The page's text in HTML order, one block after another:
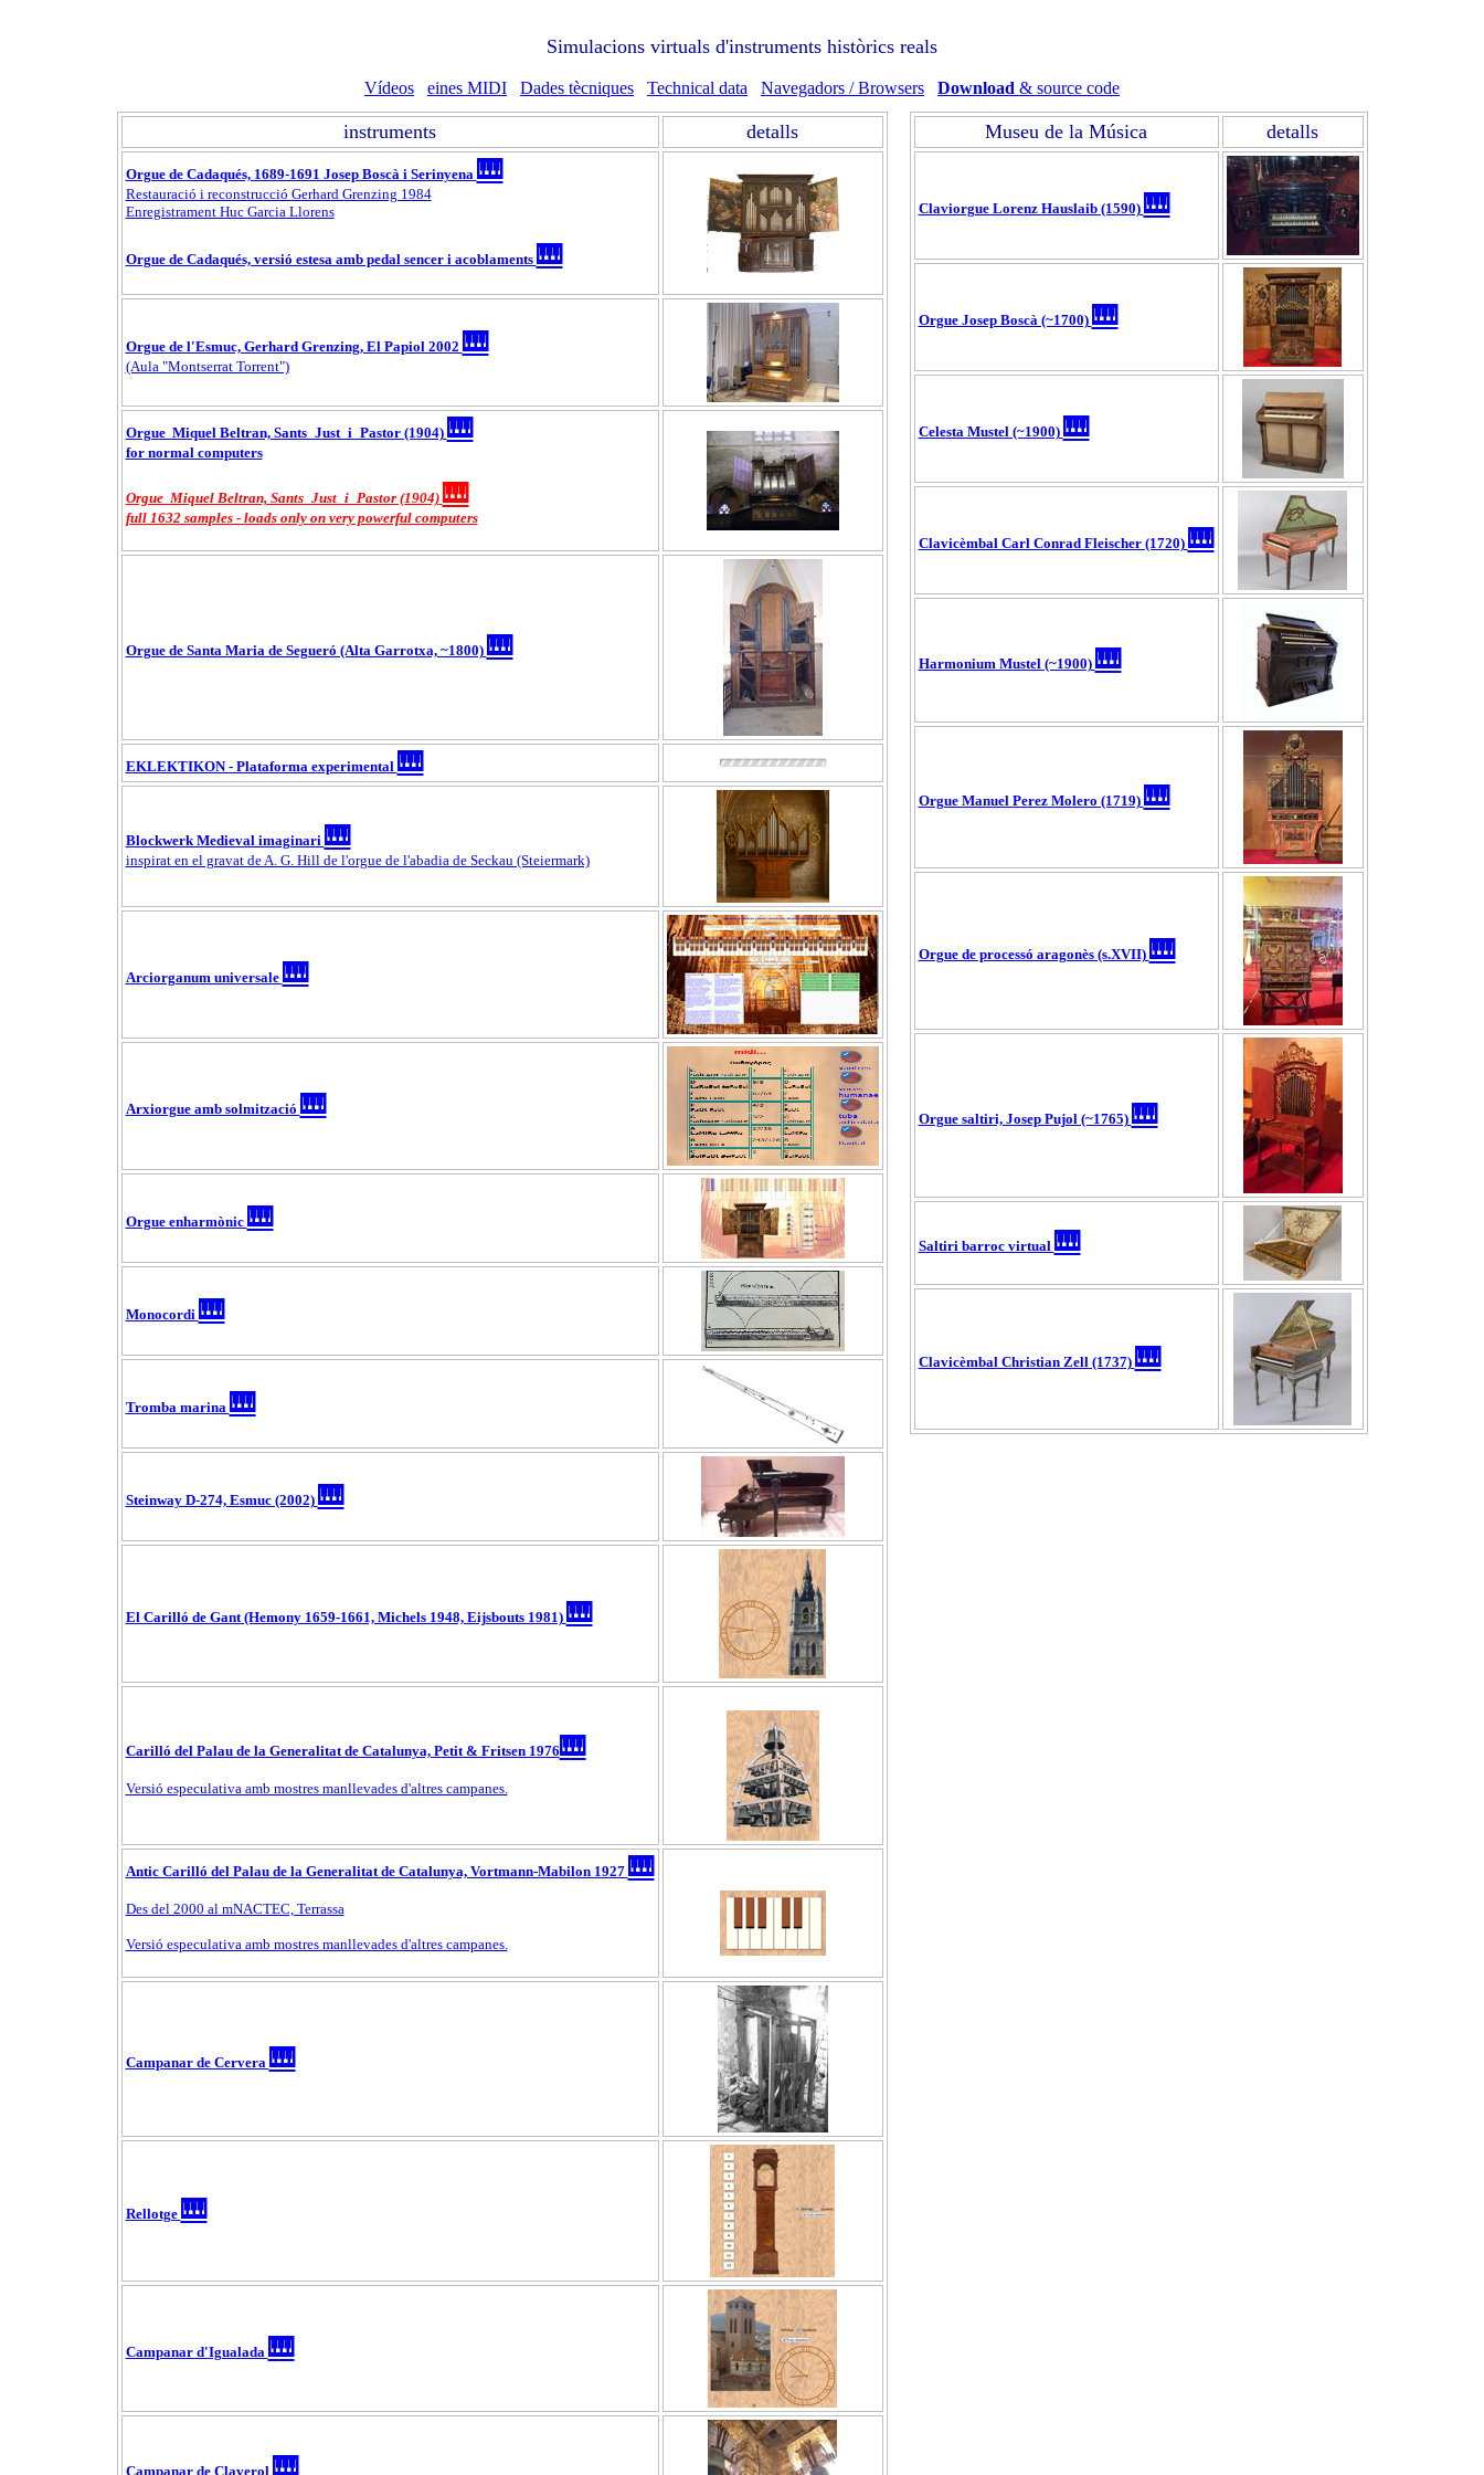
Simulacions virtuals d'instruments històrics reals
Vídeos eines MIDI Dades tècniques Technical data Navegadors / Browsers Download & source code
instruments detalls
Orgue de Cadaqués, 1689-1691 Josep Boscà i Serinyena 🎹
Restauració i reconstrucció Gerhard Grenzing 1984
Enregistrament Huc Garcia Llorens
Orgue de Cadaqués, versió estesa amb pedal sencer i acoblaments 🎹
Orgue de l'Esmuc, Gerhard Grenzing, El Papiol 2002 🎹
(Aula "Montserrat Torrent")
Orgue Miquel Beltran, Sants_Just_i_Pastor (1904) 🎹
for normal computers
Orgue Miquel Beltran, Sants_Just_i_Pastor (1904) 🎹
full 1632 samples - loads only on very powerful computers
Orgue de Santa Maria de Segueró (Alta Garrotxa, ~1800) 🎹
EKLEKTIKON - Plataforma experimental 🎹
Blockwerk Medieval imaginari 🎹
inspirat en el gravat de A. G. Hill de l'orgue de l'abadia de Seckau (Steiermark)
Arciorganum universale 🎹
Arxiorgue amb solmització 🎹
Orgue enharmònic 🎹
Monocordi 🎹
Tromba marina 🎹
Steinway D-274, Esmuc (2002) 🎹
El Carilló de Gant (Hemony 1659-1661, Michels 1948, Eijsbouts 1981) 🎹
Carilló del Palau de la Generalitat de Catalunya, Petit & Fritsen 1976 🎹
Versió especulativa amb mostres manllevades d'altres campanes.
Antic Carilló del Palau de la Generalitat de Catalunya, Vortmann-Mabilon 1927 🎹
Des del 2000 al mNACTEC, Terrassa
Versió especulativa amb mostres manllevades d'altres campanes.
Campanar de Cervera 🎹
Rellotge 🎹
Campanar d'Igualada 🎹
Campanar de Claverol 🎹
Museu de la Música detalls
Claviorgue Lorenz Hauslaib (1590) 🎹
Orgue Josep Boscà (~1700) 🎹
Celesta Mustel (~1900) 🎹
Clavicèmbal Carl Conrad Fleischer (1720) 🎹
Harmonium Mustel (~1900) 🎹
Orgue Manuel Perez Molero (1719) 🎹
Orgue de processó aragonès (s.XVII) 🎹
Orgue saltiri, Josep Pujol (~1765) 🎹
Saltiri barroc virtual 🎹
Clavicèmbal Christian Zell (1737) 🎹